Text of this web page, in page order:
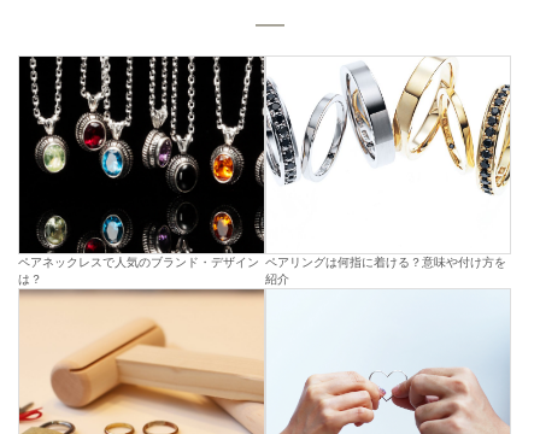
ペアネックレスで人気のブランド・デザイン
は？
ペアリングは何指に着ける？意味や付け方を
紹介